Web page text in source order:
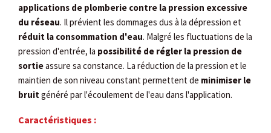
applications de plomberie contre la pression excessive
du réseau. Il prévient les dommages dus à la dépression et
réduit la consommation d'eau. Malgré les fluctuations de la
pression d'entrée, la possibilité de régler la pression de
sortieassure sa constance. La réduction de la pression et le
maintien de son niveau constant permettent de minimiser le
bruitgénéré par l'écoulement de l'eau dans l'application.
Caractéristiques :